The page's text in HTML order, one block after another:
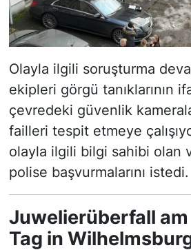
Olayla ilgili soruşturma
ekipleri görgü tanıklarının
çevredeki güvenlik
failleri tespit etmeye
olayla ilgili bilgi sahibi olan
polise başvurmalarını istedi.
Juwelierüberfall
Tag in